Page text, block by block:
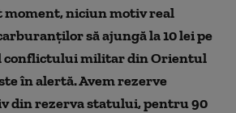
moment, niciun motiv real
să ajungă la 10 lei pe
militar din Orientul
în alertă. Avem rezerve
din rezerva statului, pentru 90